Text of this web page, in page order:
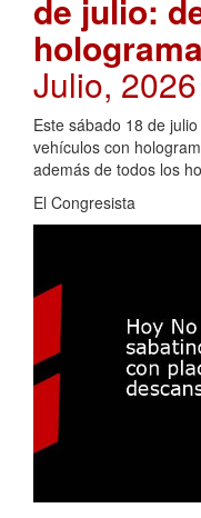
de julio:
Julio,
Este sábado 18 de
vehículos con
además de todos los
El Congresista